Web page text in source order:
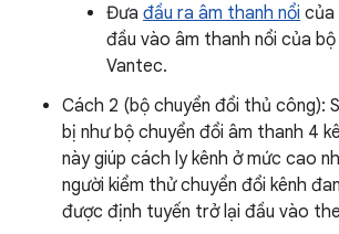
Đưa đầu ra âm thanh nổi của
đầu vào âm thanh nổi của
Vantec.
Cách 2 (bộ chuyển đổi thủ công):
bị như bộ chuyển đổi âm thanh 4
này giúp cách ly kênh ở mức cao
người kiểm thử chuyển đổi kênh
được định tuyến trở lại đầu vào